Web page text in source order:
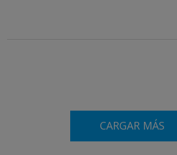
CARGAR MÁS